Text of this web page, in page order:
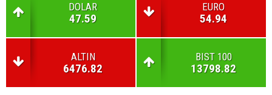
DOLAR
47.59
EURO
54.94
ALTIN
6476.82
BIST 100
13798.82